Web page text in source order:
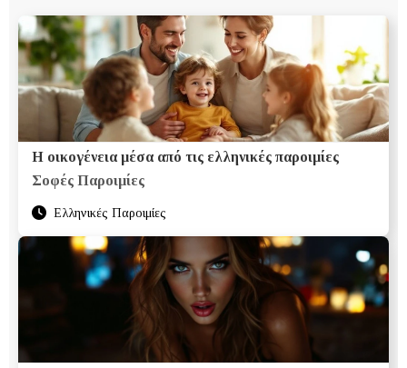
Η οικογένεια μέσα από τις ελληνικές παροιμίες
Σοφές Παροιμίες
Ελληνικές Παροιμίες